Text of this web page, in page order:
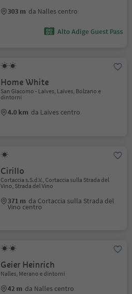
303 m da Nalles centro
Alto Adige Guest Pass
Home White
San Giacomo - Laives, Laives, Bolzano e
dintorni
4.0 km da Laives centro
Cirillo
Cortaccia s.S.d.V., Cortaccia sulla Strada del
Vino, Strada del Vino
371 m da Cortaccia sulla Strada del
Vino centro
Geier Heinrich
Nalles, Merano e dintorni
42 m da Nalles centro